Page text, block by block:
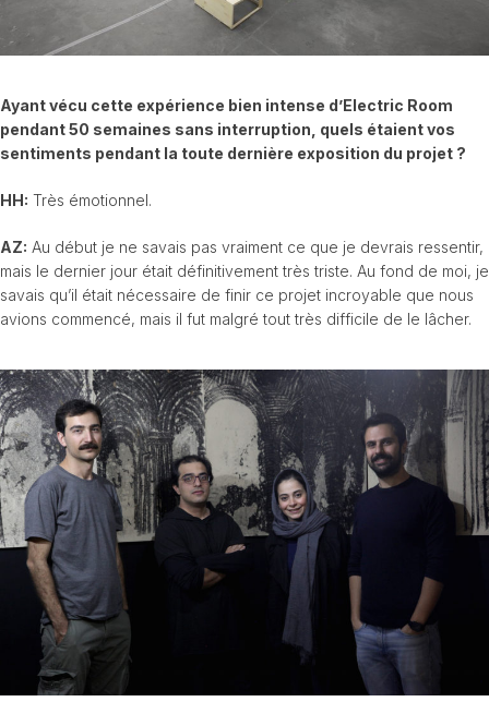
Ayant vécu cette expérience bien intense d’Electric Room
pendant 50 semaines sans interruption, quels étaient vos
sentiments pendant la toute dernière exposition du projet ?
HH: Très émotionnel.
AZ: Au début je ne savais pas vraiment ce que je devrais ressentir,
mais le dernier jour était définitivement très triste. Au fond de moi, je
savais qu’il était nécessaire de finir ce projet incroyable que nous
avions commencé, mais il fut malgré tout très difficile de le lâcher.